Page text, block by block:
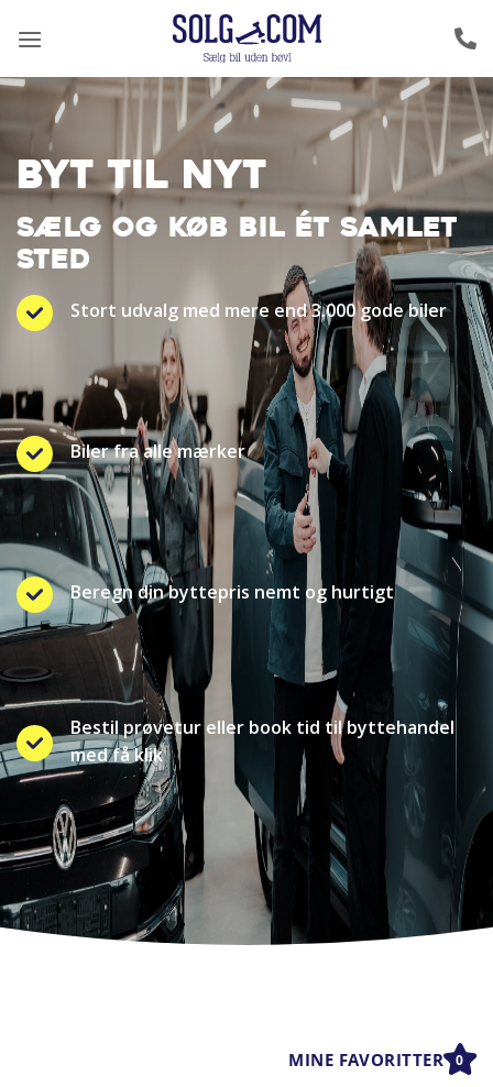
BYT TIL NYT
SÆLG OG KØB BIL ÉT SAMLET
STED
Stort udvalg med mere end 3.000 gode biler
Biler fra alle mærker
Beregn din byttepris nemt og hurtigt
Bestil prøvetur eller book tid til byttehandel
med få klik
MINE FAVORITTER 0